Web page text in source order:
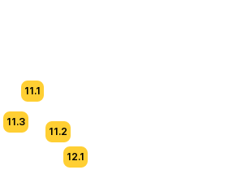
11.3
11.1
11.2
12.1